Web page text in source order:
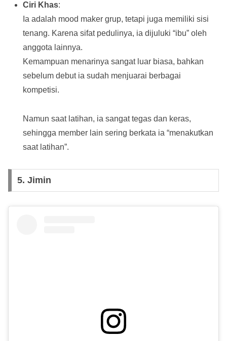
Ciri Khas:
Ia adalah mood maker grup, tetapi juga memiliki sisi
tenang. Karena sifat pedulinya, ia dijuluki “ibu” oleh
anggota lainnya.
Kemampuan menarinya sangat luar biasa, bahkan
sebelum debut ia sudah menjuarai berbagai
kompetisi.
Namun saat latihan, ia sangat tegas dan keras,
sehingga member lain sering berkata ia “menakutkan
saat latihan”.
5. Jimin